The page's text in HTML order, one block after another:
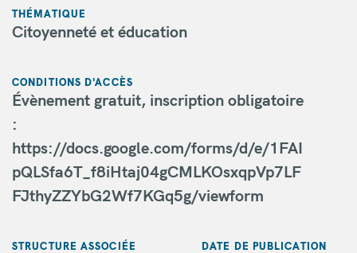
THÉMATIQUE
Citoyenneté et éducation
CONDITIONS D'ACCÈS
Évènement gratuit, inscription obligatoire
:
https://docs.google.com/forms/d/e/1FAI
pQLSfa6T_f8iHtaj04gCMLKOsxqpVp7LF
FJthyZZYbG2Wf7KGq5g/viewform
STRUCTURE ASSOCIÉE DATE DE PUBLICATION